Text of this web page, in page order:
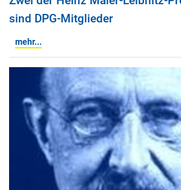
sind DPG-Mitglieder
mehr...